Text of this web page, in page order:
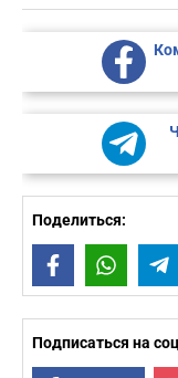
Поделиться:
Facebook
Подписаться на